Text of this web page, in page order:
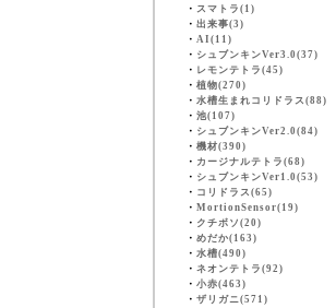
・ スマトラ(1)
・ 出来事(3)
・ AI(11)
・ シュブンキンVer3.0(37)
・ レモンテトラ(45)
・ 植物(270)
・ 水槽生まれコリドラス(88)
・ 池(107)
・ シュブンキンVer2.0(84)
・ 機材(390)
・ カージナルテトラ(68)
・ シュブンキンVer1.0(53)
・ コリドラス(65)
・ MortionSensor(19)
・ クチボソ(20)
・ めだか(163)
・ 水槽(490)
・ ネオンテトラ(92)
・ 小赤(463)
・ ザリガニ(571)